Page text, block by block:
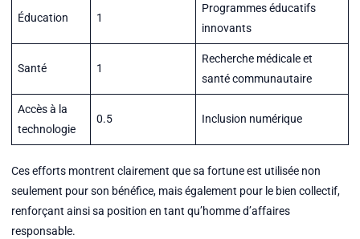
Éducation 1
Programmes éducatifs
innovants
Santé 1
Recherche médicale et
santé communautaire
Accès à la
technologie
0.5 Inclusion numérique
Ces efforts montrent clairement que sa fortune est utilisée non
seulement pour son bénéfice, mais également pour le bien collectif,
renforçant ainsi sa position en tant qu’homme d’affaires
responsable.